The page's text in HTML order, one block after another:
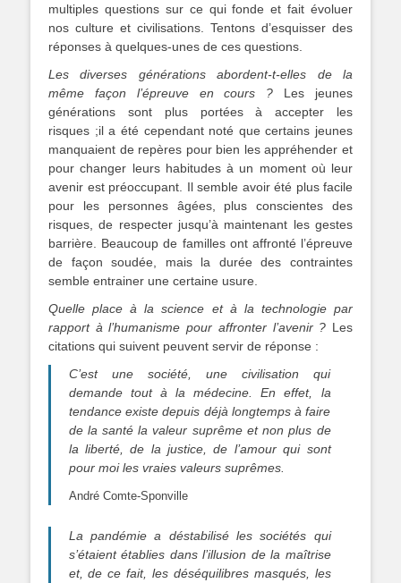
multiples questions sur ce qui fonde et fait évoluer
nos culture et civilisations. Tentons d’esquisser des
réponses à quelques-unes de ces questions.
Les diverses générations abordent-t-elles de la
même façon l’épreuve en cours ? Les jeunes
générations sont plus portées à accepter les
risques ;il a été cependant noté que certains jeunes
manquaient de repères pour bien les appréhender et
pour changer leurs habitudes à un moment où leur
avenir est préoccupant. Il semble avoir été plus facile
pour les personnes âgées, plus conscientes des
risques, de respecter jusqu’à maintenant les gestes
barrière. Beaucoup de familles ont affronté l’épreuve
de façon soudée, mais la durée des contraintes
semble entrainer une certaine usure.
Quelle place à la science et à la technologie par
rapport à l’humanisme pour affronter l’avenir ? Les
citations qui suivent peuvent servir de réponse :
C’est une société, une civilisation qui
demande tout à la médecine. En effet, la
tendance existe depuis déjà longtemps à faire
de la santé la valeur suprême et non plus de
la liberté, de la justice, de l’amour qui sont
pour moi les vraies valeurs suprêmes.
André Comte-Sponville
La pandémie a déstabilisé les sociétés qui
s’étaient établies dans l’illusion de la maîtrise
et, de ce fait, les déséquilibres masqués, les